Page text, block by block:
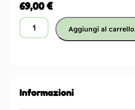
69,00€
Aggiungi al carrello
Informazioni